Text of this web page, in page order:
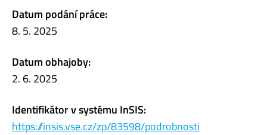
Datum podání práce:
8. 5. 2025
Datum obhajoby:
2. 6. 2025
Identifikátor v systému InSIS:
https://insis.vse.cz/zp/83598/podrobnosti